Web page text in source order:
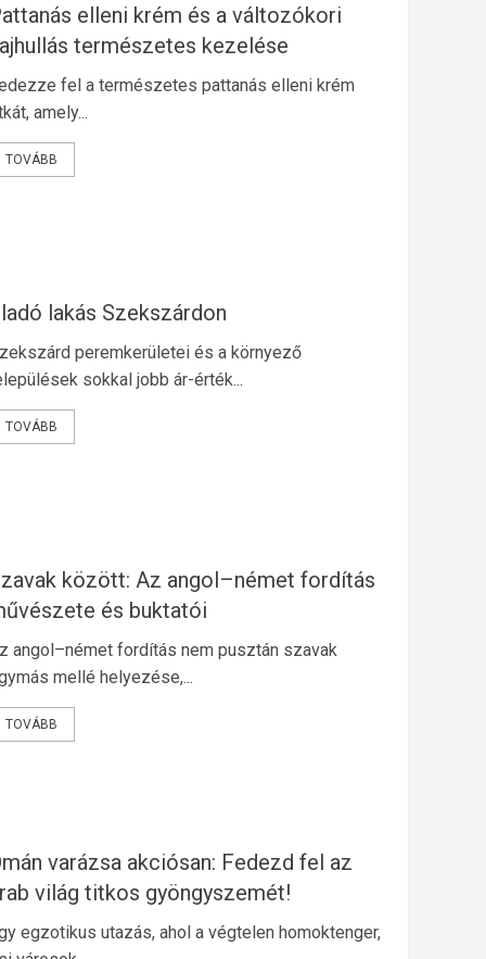
elleni krém és a változókori
természetes kezelése
fel a természetes pattanás elleni krém
amely...
TOVÁBB
lakás Szekszárdon
peremkerületei és a környező
sokkal jobb ár-érték...
TOVÁBB
között: Az angol–német fordítás
és buktatói
angol–német fordítás nem pusztán szavak
mellé helyezése,...
TOVÁBB
varázsa akciósan: Fedezd fel az
világ titkos gyöngyszemét!
egzotikus utazás, ahol a végtelen homoktenger,